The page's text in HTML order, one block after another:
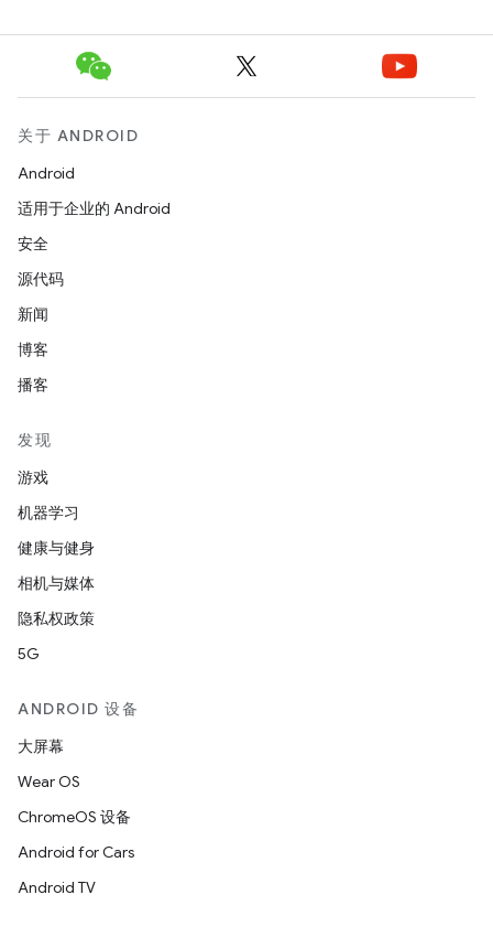
关于 ANDROID
Android
适用于企业的 Android
安全
源代码
新闻
博客
播客
发现
游戏
机器学习
健康与健身
相机与媒体
隐私权政策
5G
ANDROID 设备
大屏幕
Wear OS
ChromeOS 设备
Android for Cars
Android TV